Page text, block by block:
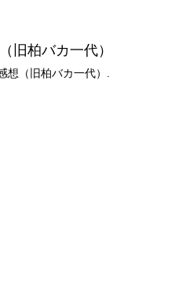
旧柏バカ一代）
（旧柏バカ一代）.